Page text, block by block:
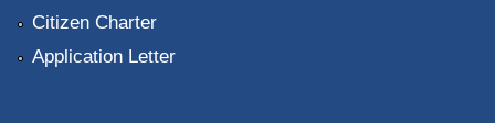
Citizen Charter
Application Letter